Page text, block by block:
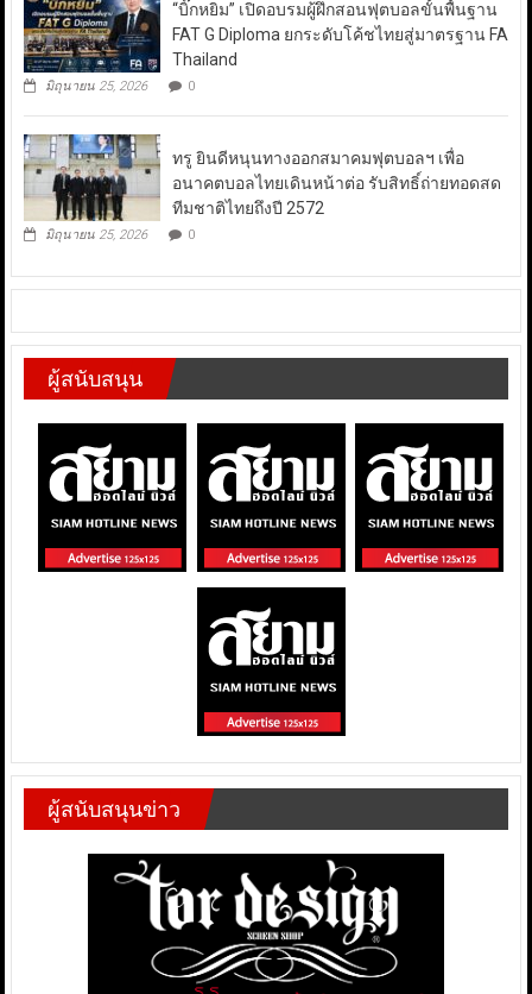
“บิ๊กหยิม” เปิดอบรมผู้ฝึกสอนฟุตบอลขั้นพื้นฐาน
FAT G Diploma ยกระดับโค้ชไทยสู่มาตรฐาน FA
Thailand
มิถุนายน 25, 2026 0
ทรู ยินดีหนุนทางออกสมาคมฟุตบอลฯ เพื่อ
อนาคตบอลไทยเดินหน้าต่อ รับสิทธิ์ถ่ายทอดสด
ทีมชาติไทยถึงปี 2572
มิถุนายน 25, 2026 0
ผู้สนับสนุน
ผู้สนับสนุนข่าว